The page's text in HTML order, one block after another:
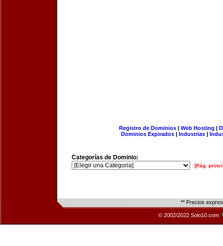
Registro de Dominios| Web Hosting |
Dominios Expirados | Industrias |
Categorías de Dominio:
[Pág.
** Precios
© 2002/2022 Solo10.com